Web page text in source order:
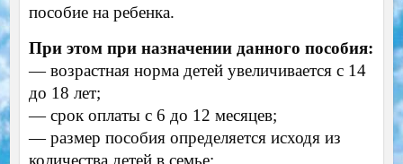
пособие на ребенка.
При этом при назначении данного пособия:
— возрастная норма детей увеличивается с 14
до 18 лет;
— срок оплаты с 6 до 12 месяцев;
— размер пособия определяется исходя из
количества детей в семье;